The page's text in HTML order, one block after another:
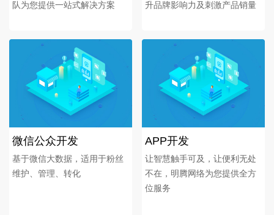
队为您提供一站式解决方案
升品牌影响力及刺激产品销量
微信公众开发
基于微信大数据，适用于粉丝
维护、管理、转化
APP开发
让智慧触手可及，让便利无处
不在，明腾网络为您提供全方
位服务